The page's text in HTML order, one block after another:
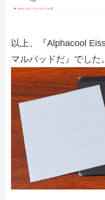
以上、『Alphacool
マルパッドだ』でした。